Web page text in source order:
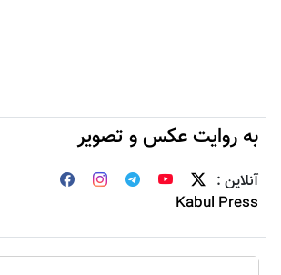
به روایت عکس و تصویر
آنلاین :
Kabul Press